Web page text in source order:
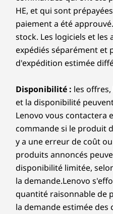
FLEXIBILITÉ
Chaque port dont
Des flux de travaux
multitâche quotidiens,
garde tout à portée
USB-C®, HDMI 2.1,
un lecteur de carte SD
Ports/Fentes
Côté droit :
Bouton d’alimentation
Lecteur de carte SD
Côté gauche :
Entrée d’alimentation
HDMI™ 2.1 (prend en
à 60 Hz)
2 x USB-C®(Thunderbolt™
Prise audio Combo
Les vitesses de transfert des
Explorer tout
stock. Les logiciels et les
expédiés séparément et
d'expédition estimée
Disponibilité :
les offres,
et la disponibilité
Lenovo vous contactera
commande si le produit
y a une erreur de coût ou
produits annoncés
disponibilité limitée,
la demande.Lenovo
quantité raisonnable de
la demande estimée des
Généralités :
passez en